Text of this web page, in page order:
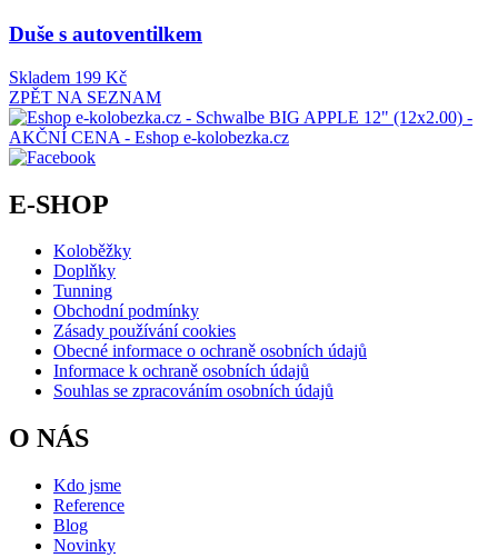
Duše s autoventilkem
Skladem 199 Kč
ZPĚT NA SEZNAM
E-SHOP
Koloběžky
Doplňky
Tunning
Obchodní podmínky
Zásady používání cookies
Obecné informace o ochraně osobních údajů
Informace k ochraně osobních údajů
Souhlas se zpracováním osobních údajů
O NÁS
Kdo jsme
Reference
Blog
Novinky